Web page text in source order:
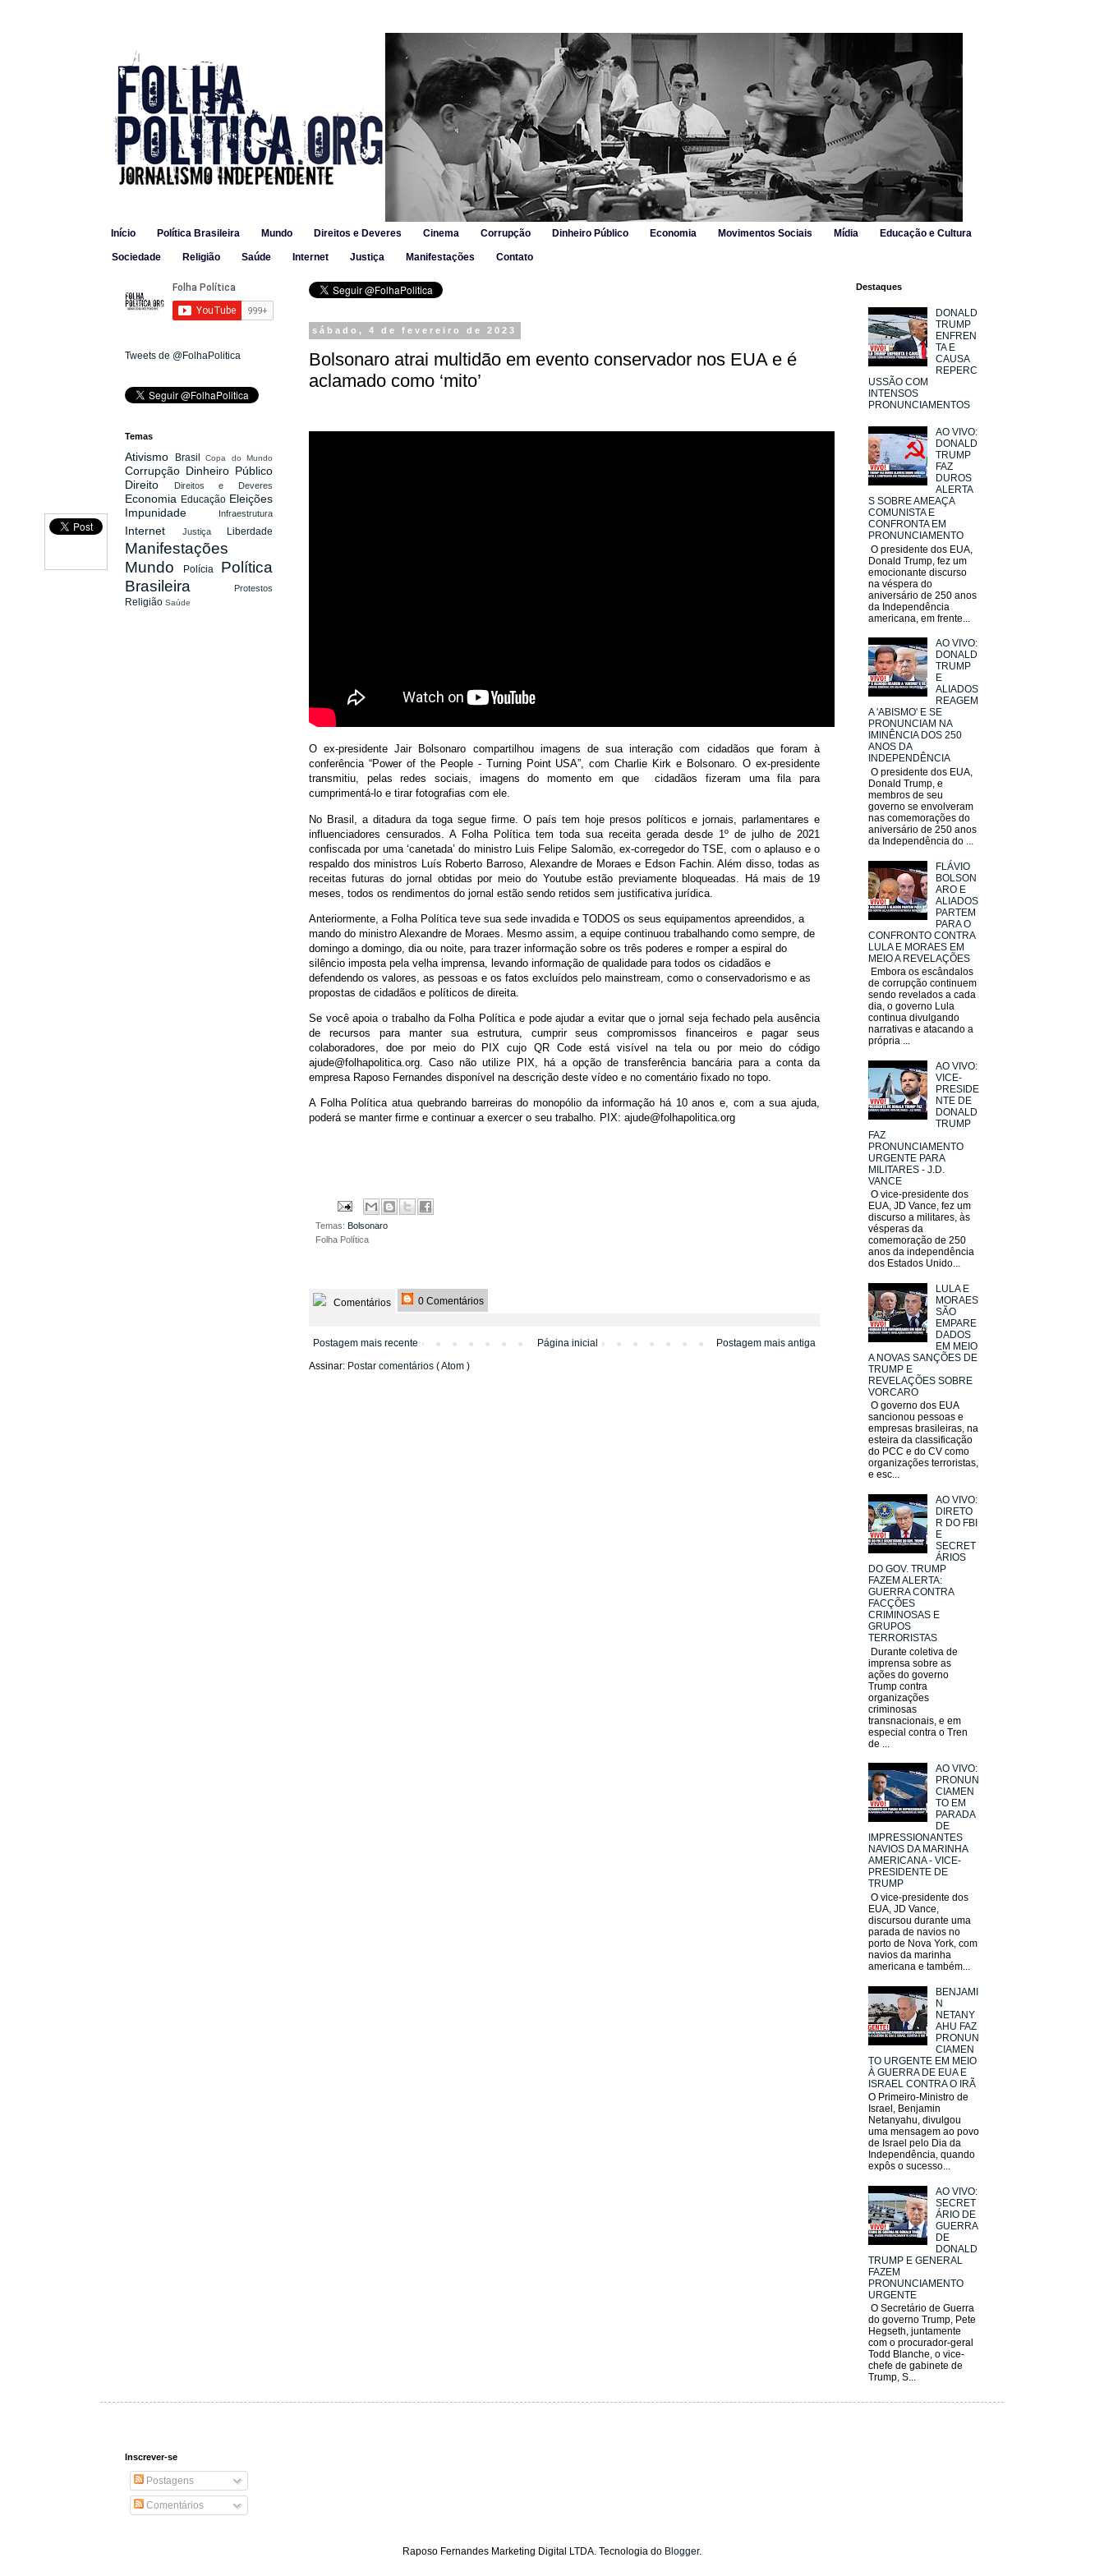
Início Política Brasileira Mundo Direitos e Deveres Cinema Corrupção Dinheiro Público Economia Movimentos Sociais Mídia Educação e Cultura
Sociedade Religião Saúde Internet Justiça Manifestações Contato
sábado, 4 de fevereiro de 2023
Bolsonaro atrai multidão em evento conservador nos EUA e é
aclamado como ‘mito’
O ex-presidente Jair Bolsonaro compartilhou imagens de sua interação com cidadãos que foram à
conferência “Power of the People - Turning Point USA”, com Charlie Kirk e Bolsonaro. O ex-presidente
transmitiu, pelas redes sociais, imagens do momento em que cidadãos fizeram uma fila para
cumprimentá-lo e tirar fotografias com ele.
No Brasil, a ditadura da toga segue firme. O país tem hoje presos políticos e jornais, parlamentares e
influenciadores censurados. A Folha Política tem toda sua receita gerada desde 1º de julho de 2021
confiscada por uma ‘canetada’ do ministro Luis Felipe Salomão, ex-corregedor do TSE, com o aplauso e o
respaldo dos ministros Luís Roberto Barroso, Alexandre de Moraes e Edson Fachin. Além disso, todas as
receitas futuras do jornal obtidas por meio do Youtube estão previamente bloqueadas. Há mais de 19
meses, todos os rendimentos do jornal estão sendo retidos sem justificativa jurídica.
Anteriormente, a Folha Política teve sua sede invadida e TODOS os seus equipamentos apreendidos, a
mando do ministro Alexandre de Moraes. Mesmo assim, a equipe continuou trabalhando como sempre, de
domingo a domingo, dia ou noite, para trazer informação sobre os três poderes e romper a espiral do
silêncio imposta pela velha imprensa, levando informação de qualidade para todos os cidadãos e
defendendo os valores, as pessoas e os fatos excluídos pelo mainstream, como o conservadorismo e as
propostas de cidadãos e políticos de direita.
Se você apoia o trabalho da Folha Política e pode ajudar a evitar que o jornal seja fechado pela ausência
de recursos para manter sua estrutura, cumprir seus compromissos financeiros e pagar seus
colaboradores, doe por meio do PIX cujo QR Code está visível na tela ou por meio do código
ajude@folhapolitica.org. Caso não utilize PIX, há a opção de transferência bancária para a conta da
empresa Raposo Fernandes disponível na descrição deste vídeo e no comentário fixado no topo.
A Folha Política atua quebrando barreiras do monopólio da informação há 10 anos e, com a sua ajuda,
poderá se manter firme e continuar a exercer o seu trabalho. PIX: ajude@folhapolitica.org
Temas: Bolsonaro
Folha Política
Comentários 0 Comentários
Postagem mais recente Postagem mais antiga
Página inicial
Assinar: Postar comentários ( Atom )
Tweets de @FolhaPolitica
Temas
Ativismo Brasil Copa do Mundo
Corrupção Dinheiro Público
Direito
Direitos e Deveres
Economia Educação Eleições
Impunidade
Infraestrutura
Internet Justiça Liberdade
Manifestações
Mundo
Polícia Política
Brasileira
Protestos
Religião Saúde
Destaques
DONALD
TRUMP
ENFREN
TA E
CAUSA
REPERC
USSÃO COM
INTENSOS
PRONUNCIAMENTOS
AO VIVO:
DONALD
TRUMP
FAZ
DUROS
ALERTA
S SOBRE AMEAÇA
COMUNISTA E
CONFRONTA EM
PRONUNCIAMENTO
O presidente dos EUA,
Donald Trump, fez um
emocionante discurso
na véspera do
aniversário de 250 anos
da Independência
americana, em frente...
AO VIVO:
DONALD
TRUMP
E
ALIADOS
REAGEM
A 'ABISMO' E SE
PRONUNCIAM NA
IMINÊNCIA DOS 250
ANOS DA
INDEPENDÊNCIA
O presidente dos EUA,
Donald Trump, e
membros de seu
governo se envolveram
nas comemorações do
aniversário de 250 anos
da Independência do ...
FLÁVIO
BOLSON
ARO E
ALIADOS
PARTEM
PARA O
CONFRONTO CONTRA
LULA E MORAES EM
MEIO A REVELAÇÕES
Embora os escândalos
de corrupção continuem
sendo revelados a cada
dia, o governo Lula
continua divulgando
narrativas e atacando a
própria ...
AO VIVO:
VICE-
PRESIDE
NTE DE
DONALD
TRUMP
FAZ
PRONUNCIAMENTO
URGENTE PARA
MILITARES - J.D.
VANCE
O vice-presidente dos
EUA, JD Vance, fez um
discurso a militares, às
vésperas da
comemoração de 250
anos da independência
dos Estados Unido...
LULA E
MORAES
SÃO
EMPARE
DADOS
EM MEIO
A NOVAS SANÇÕES DE
TRUMP E
REVELAÇÕES SOBRE
VORCARO
O governo dos EUA
sancionou pessoas e
empresas brasileiras, na
esteira da classificação
do PCC e do CV como
organizações terroristas,
e esc...
AO VIVO:
DIRETO
R DO FBI
E
SECRET
ÁRIOS
DO GOV. TRUMP
FAZEM ALERTA:
GUERRA CONTRA
FACÇÕES
CRIMINOSAS E
GRUPOS
TERRORISTAS
Durante coletiva de
imprensa sobre as
ações do governo
Trump contra
organizações
criminosas
transnacionais, e em
especial contra o Tren
de ...
AO VIVO:
PRONUN
CIAMEN
TO EM
PARADA
DE
IMPRESSIONANTES
NAVIOS DA MARINHA
AMERICANA - VICE-
PRESIDENTE DE
TRUMP
O vice-presidente dos
EUA, JD Vance,
discursou durante uma
parada de navios no
porto de Nova York, com
navios da marinha
americana e também...
BENJAMI
N
NETANY
AHU FAZ
PRONUN
CIAMEN
TO URGENTE EM MEIO
À GUERRA DE EUA E
ISRAEL CONTRA O IRÃ
O Primeiro-Ministro de
Israel, Benjamin
Netanyahu, divulgou
uma mensagem ao povo
de Israel pelo Dia da
Independência, quando
expôs o sucesso...
AO VIVO:
SECRET
ÁRIO DE
GUERRA
DE
DONALD
TRUMP E GENERAL
FAZEM
PRONUNCIAMENTO
URGENTE
O Secretário de Guerra
do governo Trump, Pete
Hegseth, juntamente
com o procurador-geral
Todd Blanche, o vice-
chefe de gabinete de
Trump, S...
Inscrever-se
Postagens
Comentários
Raposo Fernandes Marketing Digital LTDA. Tecnologia do Blogger.